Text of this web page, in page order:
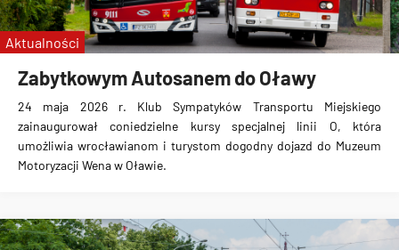
Zabytkowym Autosanem do Oławy
24 maja 2026 r. Klub Sympatyków Transportu Miejskiego
zainaugurował coniedzielne kursy specjalnej linii O, która
umożliwia wrocławianom i turystom dogodny dojazd do Muzeum
Motoryzacji Wena w Oławie.
Aktualności